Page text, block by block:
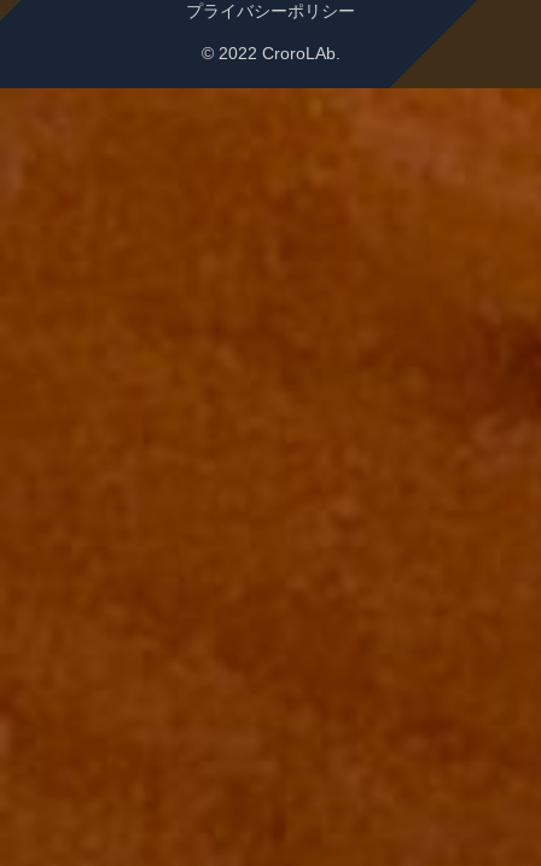
プライバシーポリシー
© 2022 CroroLAb.